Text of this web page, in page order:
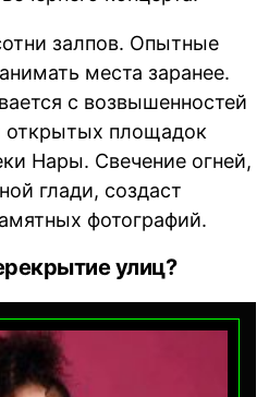
залпов. Опытные
места заранее.
с возвышенностей
открытых площадок
Нары. Свечение огней,
глади, создаст
фотографий.
улиц?